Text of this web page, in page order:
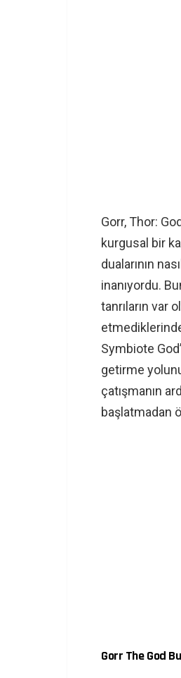
Gorr, Thor:
kurgusal bir
dualarının
inanıyordu.
tanrıların var
Symbiote
getirme
çatışmanın
başlatmadan
Gorr The God